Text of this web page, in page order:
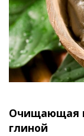
Очищающая
глиной